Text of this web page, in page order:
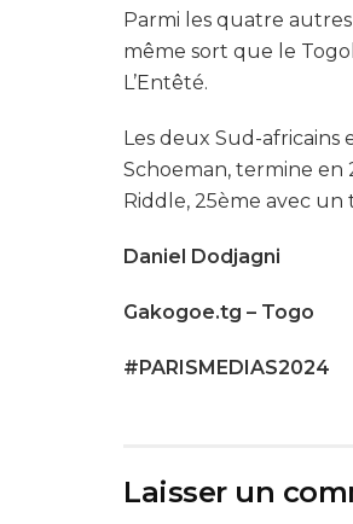
Parmi les quatre
même sort que le
L’Entêté.
Les deux Sud-
Schoeman, termine en
Riddle, 25ème avec un
Daniel Dodjagni
Gakogoe.tg – Togo
#PARISMEDIAS2024
Laisser un